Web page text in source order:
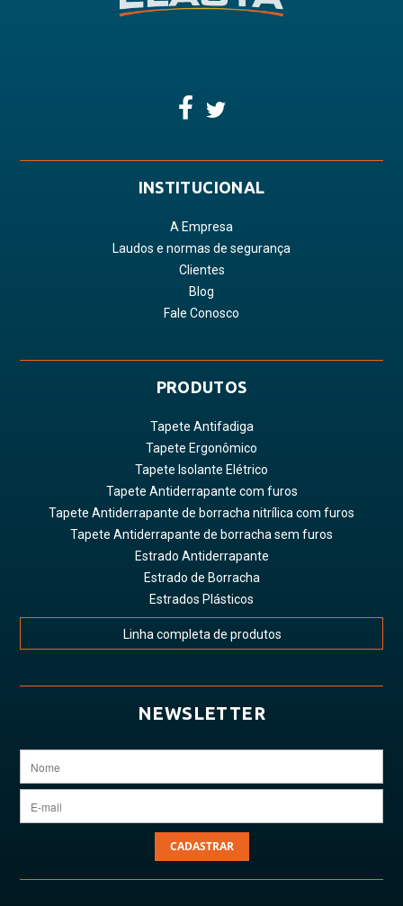
INSTITUCIONAL
A Empresa
Laudos e normas de segurança
Clientes
Blog
Fale Conosco
PRODUTOS
Tapete Antifadiga
Tapete Ergonômico
Tapete Isolante Elétrico
Tapete Antiderrapante com furos
Tapete Antiderrapante de borracha nitrílica com furos
Tapete Antiderrapante de borracha sem furos
Estrado Antiderrapante
Estrado de Borracha
Estrados Plásticos
Linha completa de produtos
NEWSLETTER
CADASTRAR